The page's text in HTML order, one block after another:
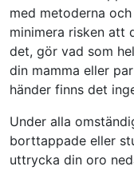
med metoderna
minimera risken att
det, gör vad som
din mamma eller
händer finns det
Under alla
borttappade eller
uttrycka din oro